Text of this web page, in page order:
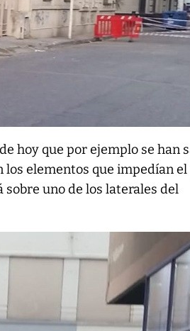
hoy que por ejemplo se han
elementos que impedían el
uno de los laterales del